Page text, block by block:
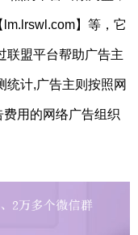
】等，它
联盟平台帮助广告主
统计,广告主则按照网
用的网络广告组织